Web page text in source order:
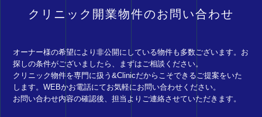
クリニック開業物件のお問い合わせ
オーナー様の希望により非公開にしている物件も多数ございます。お
探しの条件がございましたら、まずはご相談ください。
クリニック物件を専門に扱う&Clinicだからこそできるご提案をいた
します。WEBかお電話にてお気軽にお問い合わせください。
お問い合わせ内容の確認後、担当よりご連絡させていただきます。